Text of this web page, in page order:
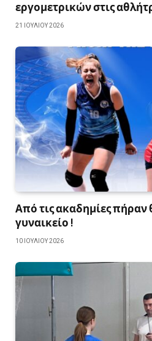
εργομετρικών στις
21 ΙΟΥΛΊΟΥ 2026
Από τις ακαδημίες πήραν
γυναικείο !
10 ΙΟΥΛΊΟΥ 2026